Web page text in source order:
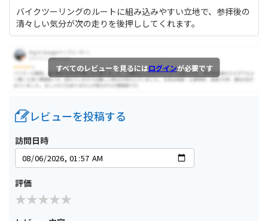
バイクツーリングのルートに組み込みやすい立地で、参拝後の
清々しい気分が次の走りを後押ししてくれます。
すべてのレビューを見るにはログインが必要です
レビューを投稿する
訪問日時
評価